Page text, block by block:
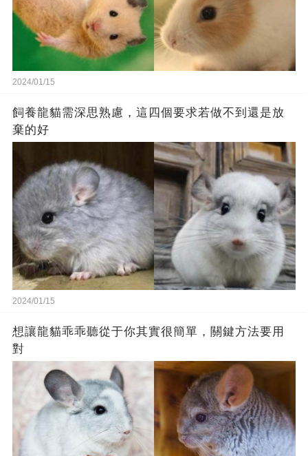
2024/01/15
飼養龍貓需深思熟慮，這四個要求若做不到還是放
棄的好
2024/01/15
想讓龍貓乖乖聽從于你其實很簡單，關鍵方法要用
對